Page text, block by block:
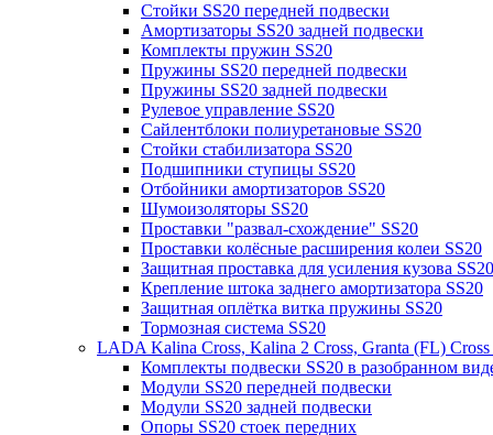
Стойки SS20 передней подвески
Амортизаторы SS20 задней подвески
Комплекты пружин SS20
Пружины SS20 передней подвески
Пружины SS20 задней подвески
Рулевое управление SS20
Сайлентблоки полиуретановые SS20
Стойки стабилизатора SS20
Подшипники ступицы SS20
Отбойники амортизаторов SS20
Шумоизоляторы SS20
Проставки "развал-схождение" SS20
Проставки колёсные расширения колеи SS20
Защитная проставка для усиления кузова SS20
Крепление штока заднего амортизатора SS20
Защитная оплётка витка пружины SS20
Тормозная система SS20
LADA Kalina Cross, Kalina 2 Cross, Granta (FL) Cross
Комплекты подвески SS20 в разобранном
Модули SS20 передней подвески
Модули SS20 задней подвески
Опоры SS20 стоек передних